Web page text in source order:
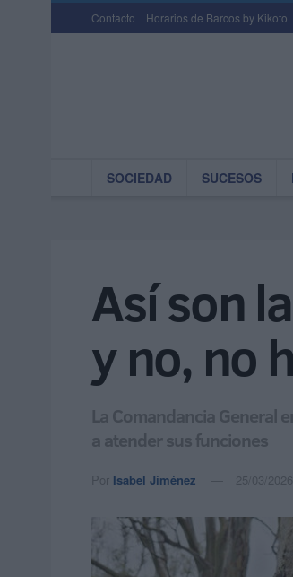
Contacto Horarios de Barcos by Kikoto
SOCIEDAD SUCESOS
Así son
y no, no
La Comandancia General
a atender sus funciones
Por Isabel Jiménez 25/03/